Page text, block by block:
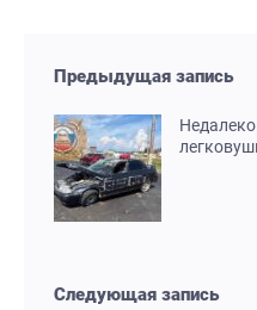
Предыдущая запись
Следующая запись